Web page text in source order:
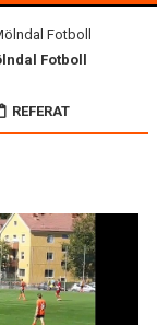
Fotboll
REFERAT